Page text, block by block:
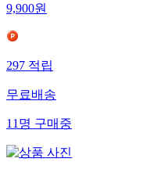
9,900원
297 적립
무료배송
11 명 구매중